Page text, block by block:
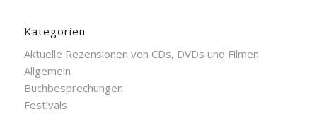
Kategorien
Aktuelle Rezensionen von CDs, DVDs und Filmen
Allgemein
Buchbesprechungen
Festivals